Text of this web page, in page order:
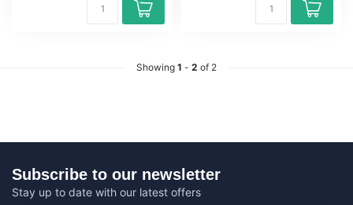
Showing 1 - 2 of 2
Subscribe to our newsletter
Stay up to date with our latest offers